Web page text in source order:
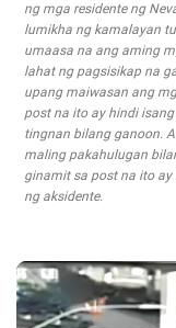
ng mga residente ng
lumikha ng kamalayan
umaasa na ang aming
lahat ng pagsisikap na
upang maiwasan ang
post na ito ay hindi
tingnan bilang ganoon.
maling pakahulugan
ginamit sa post na ito
ng aksidente.